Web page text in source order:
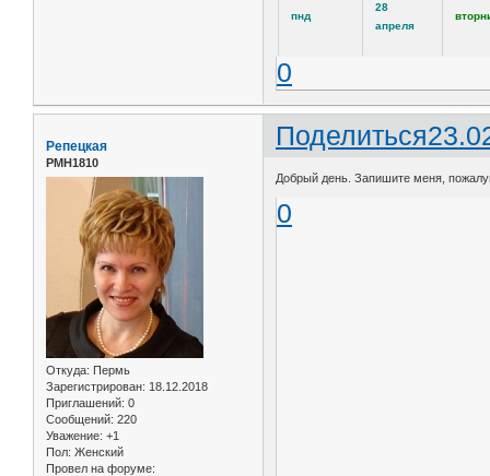
пнд
28
апреля
0
Поделиться
Репецкая
РМН1810
Откуда: Пермь
Зарегистрирован: 18.12.2018
Приглашений: 0
Сообщений: 220
Уважение: +1
Пол: Женский
Провел на форуме:
Добрый день. Запишите меня,
0